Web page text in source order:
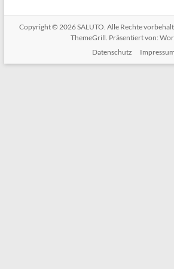
Copyright © 2026SALUTO. Alle Rechte
ThemeGrill. Präsentiert von:
Datenschutz
Impressum